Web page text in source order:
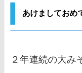
あけましておめ
２年連続の大み